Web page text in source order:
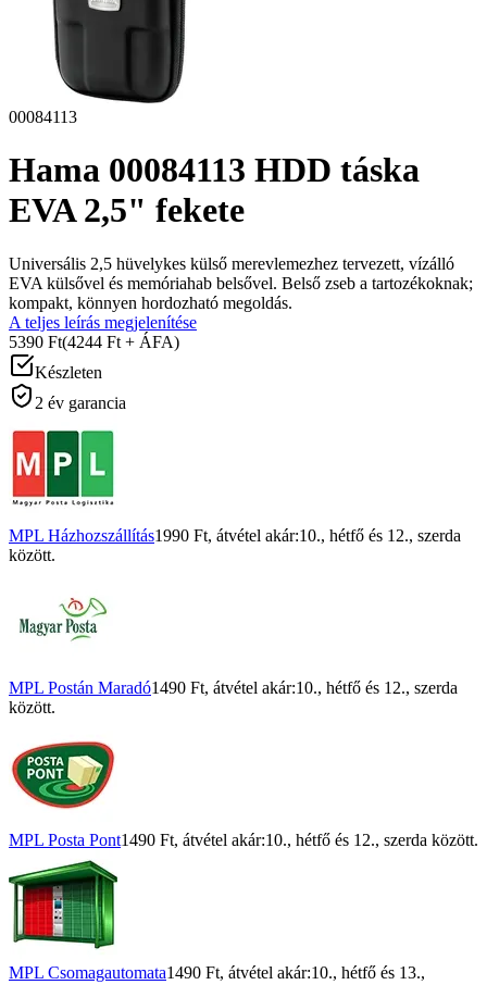
00084113
Hama 00084113 HDD táska
EVA 2,5" fekete
Universális 2,5 hüvelykes külső merevlemezhez tervezett, vízálló
EVA külsővel és memóriahab belsővel. Belső zseb a tartozékoknak;
kompakt, könnyen hordozható megoldás.
A teljes leírás megjelenítése
5390 Ft(4244 Ft + ÁFA)
Készleten
2 év garancia
MPL Házhozszállítás1990 Ft, átvétel akár:10., hétfő és 12., szerda
között.
MPL Postán Maradó1490 Ft, átvétel akár:10., hétfő és 12., szerda
között.
MPL Posta Pont1490 Ft, átvétel akár:10., hétfő és 12., szerda között.
MPL Csomagautomata1490 Ft, átvétel akár:10., hétfő és 13.,